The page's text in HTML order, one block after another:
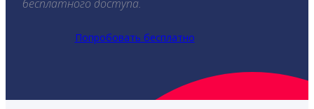
бесплатного доступа.
Попробовать бесплатно